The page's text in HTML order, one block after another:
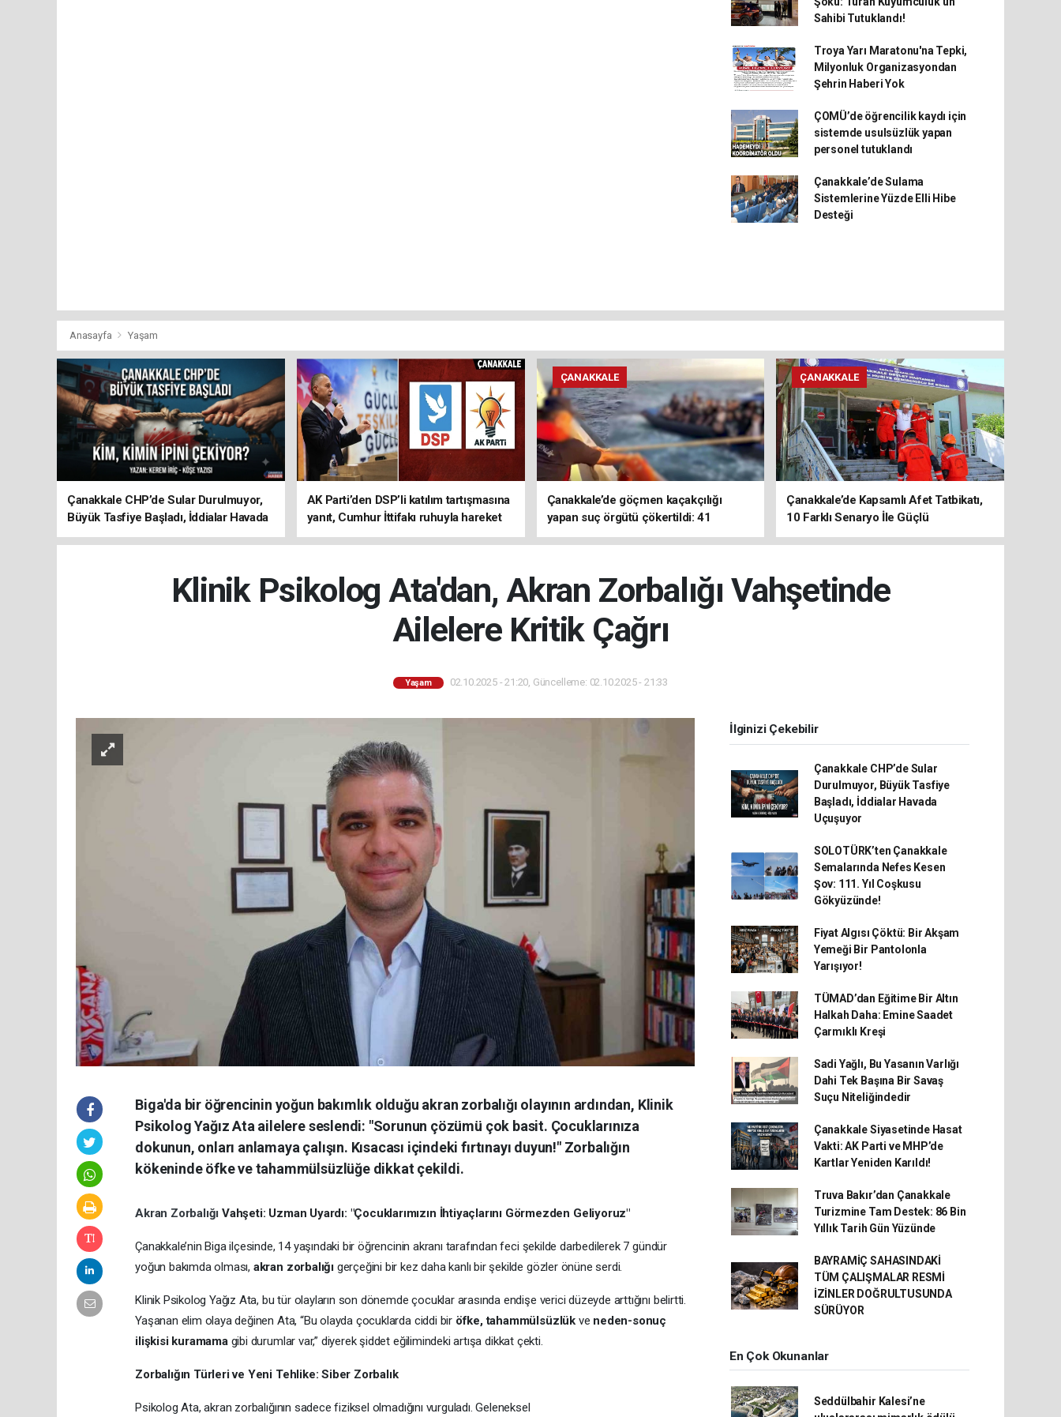
Sahibi Tutuklandı!
Troya Yarı Maratonu'na Tepki,
Milyonluk Organizasyondan
Şehrin Haberi Yok
ÇOMÜ’de öğrencilik kaydı için
sistemde usulsüzlük yapan
personel tutuklandı
Çanakkale’de Sulama
Sistemlerine Yüzde Elli Hibe
Desteği
Anasayfa Yaşam
Çanakkale CHP’de Sular Durulmuyor,
Büyük Tasfiye Başladı, İddialar Havada
Uçuşuyor
AK Parti’den DSP’li katılım tartışmasına
yanıt, Cumhur İttifakı ruhuyla hareket
ediyoruz
ÇANAKKALE
Çanakkale’de göçmen kaçakçılığı
yapan suç örgütü çökertildi: 41
tutuklama
ÇANAKKALE
Çanakkale’de Kapsamlı Afet Tatbikatı,
10 Farklı Senaryo İle Güçlü
Koordinasyon
Klinik Psikolog Ata'dan, Akran Zorbalığı Vahşetinde
Ailelere Kritik Çağrı
Yaşam 02.10.2025 - 21:20, Güncelleme: 02.10.2025 - 21:33
Biga'da bir öğrencinin yoğun bakımlık olduğu akran zorbalığı olayının ardından, Klinik
Psikolog Yağız Ata ailelere seslendi: "Sorunun çözümü çok basit. Çocuklarınıza
dokunun, onları anlamaya çalışın. Kısacası içindeki fırtınayı duyun!" Zorbalığın
kökeninde öfke ve tahammülsüzlüğe dikkat çekildi.
Akran ZorbalığıVahşeti: Uzman Uyardı: "Çocuklarımızın İhtiyaçlarını Görmezden Geliyoruz"
Çanakkale’nin Biga ilçesinde, 14 yaşındaki bir öğrencinin akranı tarafından feci şekilde darbedilerek 7 gündür
yoğun bakımda olması, akran zorbalığıgerçeğini bir kez daha kanlı bir şekilde gözler önüne serdi.
Klinik Psikolog Yağız Ata, bu tür olayların son dönemde çocuklar arasında endişe verici düzeyde arttığını belirtti.
Yaşanan elim olaya değinen Ata, “Bu olayda çocuklarda ciddi bir öfke, tahammülsüzlükve neden-sonuç
ilişkisi kuramamagibi durumlar var,” diyerek şiddet eğilimindeki artışa dikkat çekti.
Zorbalığın Türleri ve Yeni Tehlike: Siber Zorbalık
Psikolog Ata, akran zorbalığının sadece fiziksel olmadığını vurguladı. Geleneksel
İlginizi Çekebilir
Çanakkale CHP’de Sular
Durulmuyor, Büyük Tasfiye
Başladı, İddialar Havada
Uçuşuyor
SOLOTÜRK’ten Çanakkale
Semalarında Nefes Kesen
Şov: 111. Yıl Coşkusu
Gökyüzünde!
Fiyat Algısı Çöktü: Bir Akşam
Yemeği Bir Pantolonla
Yarışıyor!
TÜMAD’dan Eğitime Bir Altın
Halkah Daha: Emine Saadet
Çarmıklı Kreşi
Sadi Yağlı, Bu Yasanın Varlığı
Dahi Tek Başına Bir Savaş
Suçu Niteliğindedir
Çanakkale Siyasetinde Hasat
Vakti: AK Parti ve MHP’de
Kartlar Yeniden Karıldı!
Truva Bakır’dan Çanakkale
Turizmine Tam Destek: 86 Bin
Yıllık Tarih Gün Yüzünde
BAYRAMİÇ SAHASINDAKİ
TÜM ÇALIŞMALAR RESMİ
İZİNLER DOĞRULTUSUNDA
SÜRÜYOR
En Çok Okunanlar
Seddülbahir Kalesi’ne